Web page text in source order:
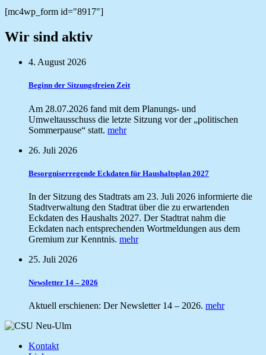
[mc4wp_form id="8917"]
Wir sind aktiv
4. August 2026
Beginn der Sitzungsfreien Zeit
Am 28.07.2026 fand mit dem Planungs- und
Umweltausschuss die letzte Sitzung vor der „politischen
Sommerpause“ statt. mehr
26. Juli 2026
Besorgniserregende Eckdaten für Haushaltsplan 2027
In der Sitzung des Stadtrats am 23. Juli 2026 informierte die
Stadtverwaltung den Stadtrat über die zu erwartenden
Eckdaten des Haushalts 2027. Der Stadtrat nahm die
Eckdaten nach entsprechenden Wortmeldungen aus dem
Gremium zur Kenntnis. mehr
25. Juli 2026
Newsletter 14 – 2026
Aktuell erschienen: Der Newsletter 14 – 2026. mehr
Kontakt